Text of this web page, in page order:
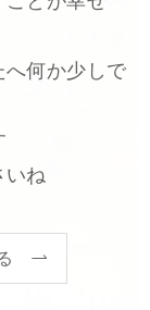
へ何か少しで
いね